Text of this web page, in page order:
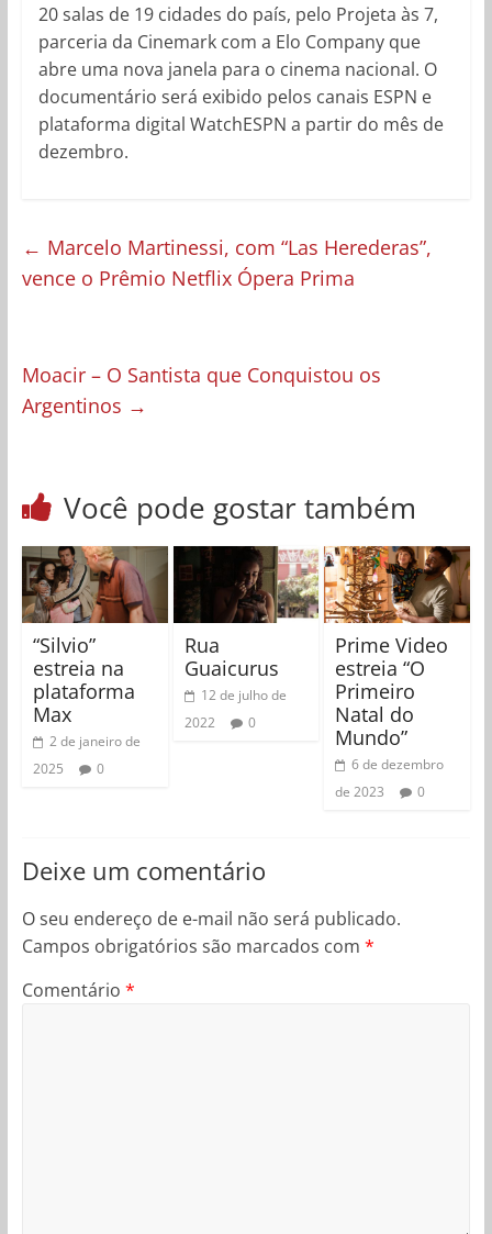
20 salas de 19 cidades do país, pelo Projeta às 7,
parceria da Cinemark com a Elo Company que
abre uma nova janela para o cinema nacional. O
documentário será exibido pelos canais ESPN e
plataforma digital WatchESPN a partir do mês de
dezembro.
← Marcelo Martinessi, com “Las Herederas”,
vence o Prêmio Netflix Ópera Prima
Moacir – O Santista que Conquistou os
Argentinos →
Você pode gostar também
“Silvio”
estreia na
plataforma
Max
2 de janeiro de
2025
0
Rua
Guaicurus
12 de julho de
2022
0
Prime Video
estreia “O
Primeiro
Natal do
Mundo”
6 de dezembro
de 2023
0
Deixe um comentário
O seu endereço de e-mail não será publicado.
Campos obrigatórios são marcados com *
Comentário *